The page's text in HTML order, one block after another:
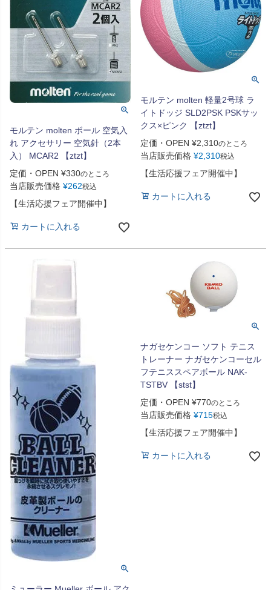
モルテン molten ボール 空気入
れ アクセサリー 空気針（2本
入） MCAR2 【ztzt】
定価・OPEN ¥330のところ
当店販売価格 ¥262税込
【生活応援フェア開催中】
カートに入れる
モルテン molten 軽量2号球 ラ
イトドッジ SLD2PSK PSKサッ
クス×ピンク 【ztzt】
定価・OPEN ¥2,310のところ
当店販売価格 ¥2,310税込
【生活応援フェア開催中】
カートに入れる
ナガセケンコー ソフト テニス
トレーナー ナガセケンコーセル
フテニススペアボール NAK-
TSTBV 【stst】
定価・OPEN ¥770のところ
当店販売価格 ¥715税込
【生活応援フェア開催中】
カートに入れる